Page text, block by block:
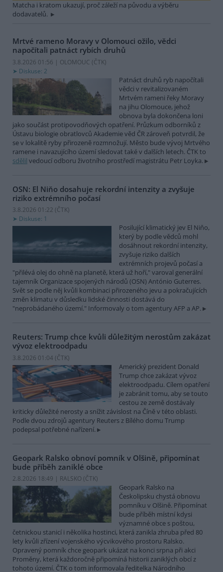
Matcha i kratom ukazují, proč záleží na původu a výběru
dodavatelů.
Mrtvé rameno Moravy v Olomouci ožilo, vědci
napočítali patnáct rybích druhů
3.8.2026 01:56 | OLOMOUC (ČTK)
Diskuse: 2
Patnáct druhů ryb napočítali
vědci v revitalizovaném
Mrtvém rameni řeky Moravy
na jihu Olomouce, jehož
obnova byla dokončena loni
jako součást protipovodňových opatření. Průzkum odborníků z
Ústavu biologie obratlovců Akademie věd ČR zároveň potvrdil, že
se v lokalitě ryby přirozeně rozmnožují. Město bude vývoj Mrtvého
ramene i navazujícího území sledovat také v dalších letech. ČTK to
sdělil vedoucí odboru životního prostředí magistrátu Petr Loyka.
OSN: El Niňo dosahuje rekordní intenzity a zvyšuje
riziko extrémního počasí
3.8.2026 01:22 (ČTK)
Diskuse: 1
Posilující klimatický jev El Niňo,
který by podle vědců mohl
dosáhnout rekordní intenzity,
zvyšuje riziko dalších
extrémních projevů počasí a
"přilévá olej do ohně na planetě, která už hoří," varoval generální
tajemník Organizace spojených národů (OSN) António Guterres.
Svět se podle něj kvůli kombinaci přirozeného jevu a pokračujících
změn klimatu v důsledku lidské činnosti dostává do
"neprobádaného území." Informovaly o tom agentury AFP a AP.
Reuters: Trump chce kvůli důležitým nerostům zakázat
vývoz elektroodpadu
3.8.2026 01:04 (ČTK)
Americký prezident Donald
Trump chce zakázat vývoz
elektroodpadu. Cílem opatření
je zabránit tomu, aby se touto
cestou ze země dostávaly
kriticky důležité nerosty a snížit závislost na Číně v této oblasti.
Podle dvou zdrojů agentury Reuters z Bílého domu Trump
podepsal potřebné nařízení.
Geopark Ralsko obnoví pomník v Olšině, připomínat
bude příběh zaniklé obce
2.8.2026 18:49 | RALSKO (ČTK)
Geopark Ralsko na
Českolipsku chystá obnovu
pomníku v Olšině. Připomínat
bude příběh místní kdysi
významné obce s poštou,
četnickou stanicí i několika hostinci, která zanikla zhruba před 80
lety kvůli zřízení vojenského výcvikového prostoru Ralsko.
Opravený pomník chce geopark ukázat na konci srpna při akci
Proměny, která každoročně připomíná historii zaniklých obcí z
tohoto území. ČTK o tom informovala ředitelka Národního